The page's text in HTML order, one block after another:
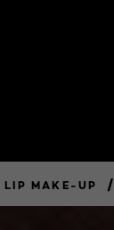
LIP MAKE-UP /